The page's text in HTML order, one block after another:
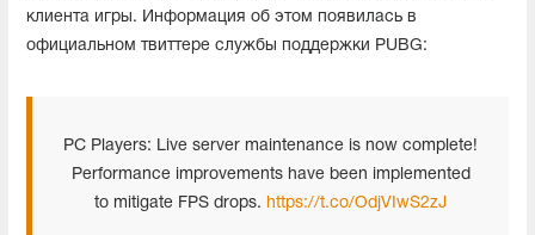
клиента игры. Информация об этом появилась в
официальном твиттере службы поддержки PUBG:
PC Players: Live server maintenance is now complete!
Performance improvements have been implemented
to mitigate FPS drops. https://t.co/OdjVIwS2zJ